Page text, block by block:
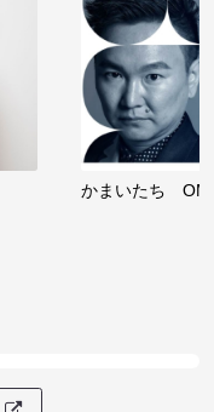
かまいたち